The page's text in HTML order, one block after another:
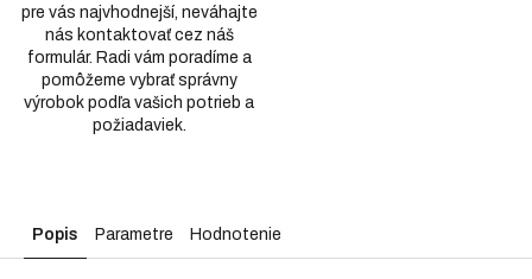
pre vás najvhodnejší, neváhajte
nás kontaktovať cez náš
formulár. Radi vám poradíme a
pomôžeme vybrať správny
výrobok podľa vašich potrieb a
požiadaviek.
Popis Parametre Hodnotenie